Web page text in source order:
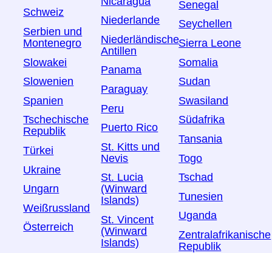
Schweiz
Serbien und
Montenegro
Slowakei
Slowenien
Spanien
Tschechische
Republik
Türkei
Ukraine
Ungarn
Weißrussland
Österreich
Niederlande
Niederländische
Antillen
Panama
Paraguay
Peru
Puerto Rico
St. Kitts und
Nevis
St. Lucia
(Winward
Islands)
St. Vincent
(Winward
Islands)
Senegal
Seychellen
Sierra Leone
Somalia
Sudan
Swasiland
Südafrika
Tansania
Togo
Tschad
Tunesien
Uganda
Zentralafrikanische
Republik